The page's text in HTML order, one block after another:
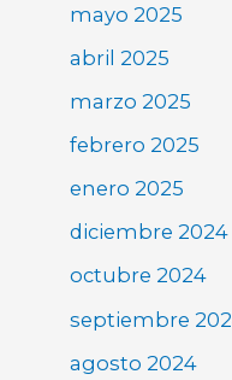
mayo 2025
abril 2025
marzo 2025
febrero 2025
enero 2025
diciembre 2024
octubre 2024
septiembre
agosto 2024